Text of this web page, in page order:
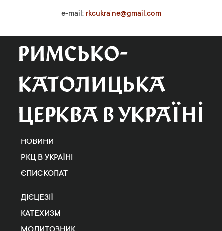
e-mail: rkcukraine@gmail.com
НОВИНИ
РКЦ В УКРАЇНІ
ЄПИСКОПАТ
ДІЄЦЕЗІЇ
КАТЕХИЗМ